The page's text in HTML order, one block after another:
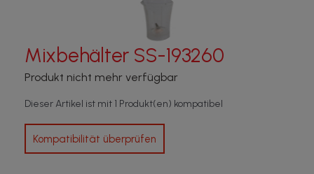
Mixbehälter SS-193260
Produkt nicht mehr verfügbar
Dieser Artikel ist mit 1 Produkt(en) kompatibel
Kompatibilität überprüfen